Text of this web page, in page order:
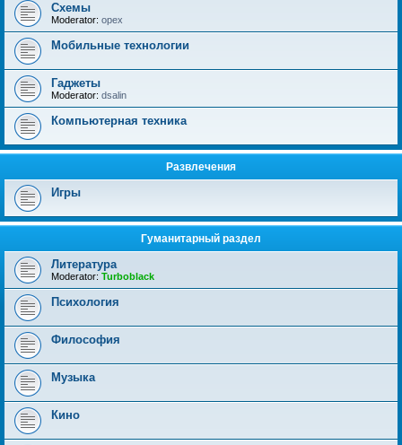
Схемы
Moderator: opex
Мобильные технологии
Гаджеты
Moderator: dsalin
Компьютерная техника
Развлечения
Игры
Гуманитарный раздел
Литература
Moderator: Turboblack
Психология
Философия
Музыка
Кино